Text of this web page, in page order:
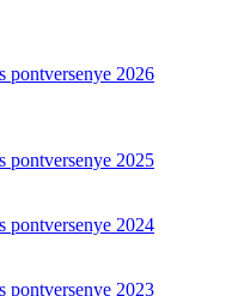
pontversenye 2026
pontversenye 2025
pontversenye 2024
pontversenye 2023